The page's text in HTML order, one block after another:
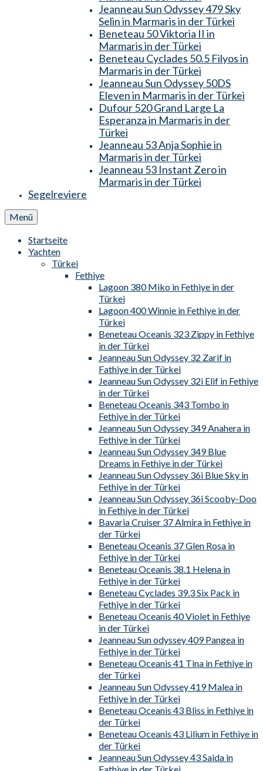
Jeanneau Sun Odyssey 479 Sky
Selin in Marmaris in der Türkei
Beneteau 50 Viktoria II in
Marmaris in der Türkei
Beneteau Cyclades 50.5 Filyos in
Marmaris in der Türkei
Jeanneau Sun Odyssey 50DS
Eleven in Marmaris in der Türkei
Dufour 520 Grand Large La
Esperanza in Marmaris in der
Türkei
Jeanneau 53 Anja Sophie in
Marmaris in der Türkei
Jeanneau 53 Instant Zero in
Marmaris in der Türkei
Segelreviere
Menü
Startseite
Yachten
Türkei
Fethiye
Lagoon 380 Miko in Fethiye in der
Türkei
Lagoon 400 Winnie in Fethiye in der
Türkei
Beneteau Oceanis 323 Zippy in Fethiye
in der Türkei
Jeanneau Sun Odyssey 32 Zarif in
Fathiye in der Türkei
Jeanneau Sun Odyssey 32i Elif in Fethiye
in der Türkei
Beneteau Oceanis 343 Tombo in
Fethiye in der Türkei
Jeanneau Sun Odyssey 349 Anahera in
Fethiye in der Türkei
Jeanneau Sun Odyssey 349 Blue
Dreams in Fethiye in der Türkei
Jeanneau Sun Odyssey 36i Blue Sky in
Fethiye in der Türkei
Jeanneau Sun Odyssey 36i Scooby-Doo
in Fethiye in der Türkei
Bavaria Cruiser 37 Almira in Fethiye in
der Türkei
Beneteau Oceanis 37 Glen Rosa in
Fethiye in der Türkei
Beneteau Oceanis 38.1 Helena in
Fethiye in der Türkei
Beneteau Cyclades 39.3 Six Pack in
Fethiye in der Türkei
Beneteau Oceanis 40 Violet in Fethiye
in der Türkei
Jeanneau Sun odyssey 409 Pangea in
Fethiye in der Türkei
Beneteau Oceanis 41 Tina in Fethiye in
der Türkei
Jeanneau Sun Odyssey 419 Malea in
Fethiye in der Türkei
Beneteau Oceanis 43 Bliss in Fethiye in
der Türkei
Beneteau Oceanis 43 Lilium in Fethiye in
der Türkei
Jeanneau Sun Odyssey 43 Saida in